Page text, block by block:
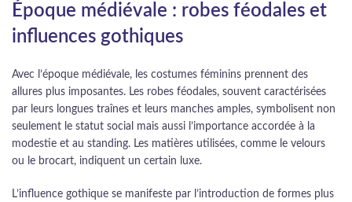
Époque médiévale : robes féodales et
influences gothiques
Avec l’époque médiévale, les costumes féminins prennent des
allures plus imposantes. Les robes féodales, souvent caractérisées
par leurs longues traînes et leurs manches amples, symbolisent non
seulement le statut social mais aussi l’importance accordée à la
modestie et au standing. Les matières utilisées, comme le velours
ou le brocart, indiquent un certain luxe.
L’influence gothique se manifeste par l’introduction de formes plus